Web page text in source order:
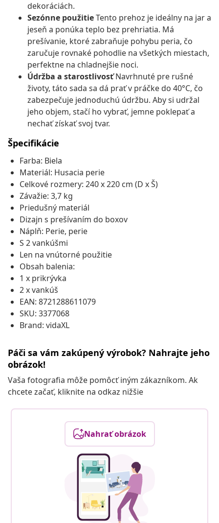
dekoráciách.
Sezónne použitieTento prehoz je ideálny na jar a
jeseň a ponúka teplo bez prehriatia. Má
prešívanie, ktoré zabraňuje pohybu peria, čo
zaručuje rovnaké pohodlie na všetkých miestach,
perfektne na chladnejšie noci.
Údržba a starostlivosťNavrhnuté pre rušné
životy, táto sada sa dá prať v práčke do 40°C, čo
zabezpečuje jednoduchú údržbu. Aby si udržal
jeho objem, stačí ho vybrať, jemne poklepať a
nechať získať svoj tvar.
Špecifikácie
Farba: Biela
Materiál: Husacia perie
Celkové rozmery: 240 x 220 cm (D x Š)
Závažie: 3,7 kg
Priedušný materiál
Dizajn s prešívaním do boxov
Náplň: Perie, perie
S 2 vankúšmi
Len na vnútorné použitie
Obsah balenia:
1 x prikrývka
2 x vankúš
EAN: 8721288611079
SKU: 3377068
Brand: vidaXL
Páči sa vám zakúpený výrobok? Nahrajte jeho
obrázok!
Vaša fotografia môže pomôcť iným zákazníkom. Ak
chcete začať, kliknite na odkaz nižšie
Nahrať obrázok